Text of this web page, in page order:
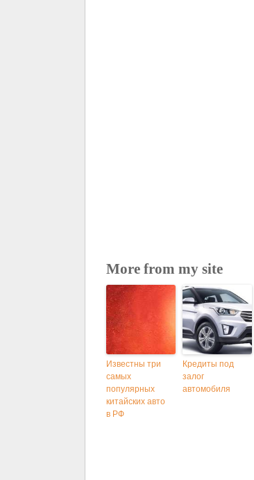
More from my site
Известны три
самых
популярных
китайских авто
в РФ
Кредиты под
залог
автомобиля